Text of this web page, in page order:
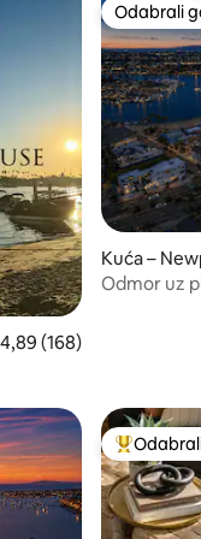
„Odabrali gosti”
ocjena: 4,89/5,
4,89 (168)
Odabrali
Odabrali
Kuća –
Odmor uz
Među